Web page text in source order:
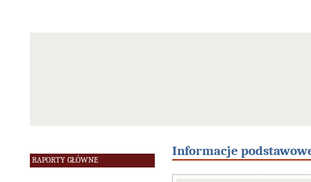
RAPORTY GŁÓWNE
Informacje